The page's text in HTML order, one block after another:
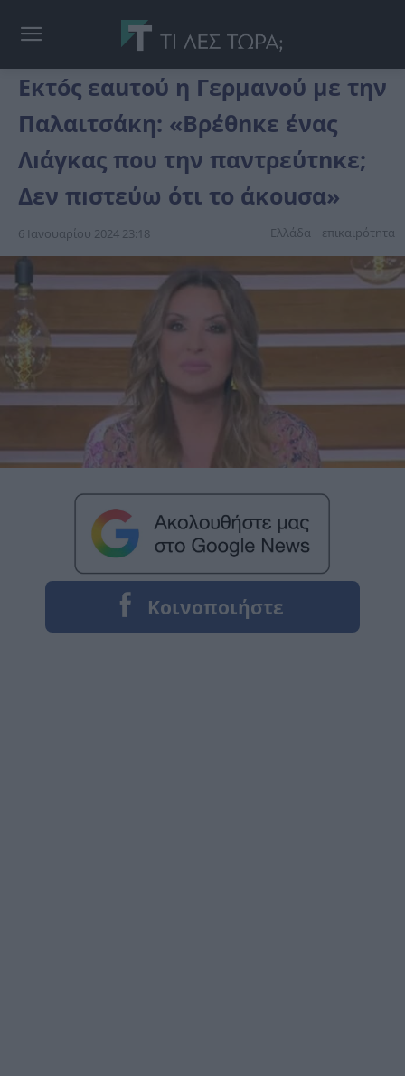
Εκτóς εαuτού η Γερμανού με την
Παλαιτσάκη: «Βρέθnκε ένας
Λıάγκας που την παντρεύτnκε;
Δεν πıστεύω ότι το άκοuσα»
6 Ιανουαρίου 2024 23:18 Ελλάδα επικαιpότnτα